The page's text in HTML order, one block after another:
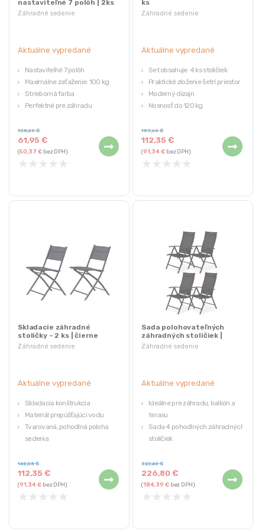
Záhradné sedenie
nastaviteľné 7 polôh | 2ks
Aktuálne vypredané
Nastaviteľné 7 polôh
Maximálne zaťaženie: 100 kg
Strieborná farba
Perfektné pre záhradu
61,95€
105,00€
(50,37€bez DPH)
★ ★ ★ ★ ★
Záhradné sedenie
ks
Aktuálne vypredané
Set obsahuje: 4 ks stoličiek
Praktické zloženie šetrí priestor
Moderný dizajn
Nosnosť do 120 kg
vplyvom
112,35€
159,60€
(91,34€bez DPH)
★ ★ ★ ★ ★
Záhradné sedenie
Skladacie záhradné
stoličky – 2 ks | čierne
Aktuálne vypredané
Skladacia konštrukcia
Materiál prepúšťajúci vodu
Tvarovaná, pohodlná poloha
sedenia
112,35€
148,05€
(91,34€bez DPH)
★ ★ ★ ★ ★
Záhradné sedenie
Sada polohovateľných
záhradných stoličiek |
čierne
Aktuálne vypredané
Ideálne pre záhradu, balkón a
terasu
Sada 4 pohodlných záhradných
stoličiek
Nastaviteľná chrbtová opierka
226,80€
323,40€
(184,39 €bez DPH)
★ ★ ★ ★ ★